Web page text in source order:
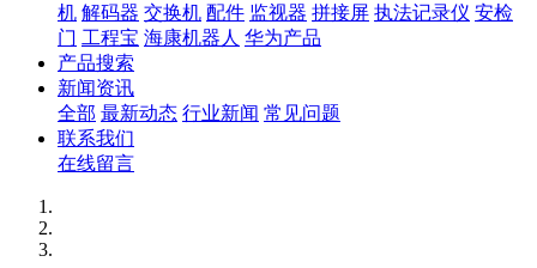
机 解码器 交换机 配件 监视器 拼接屏 执法记录仪 安检
门 工程宝 海康机器人 华为产品
产品搜索
新闻资讯
全部 最新动态 行业新闻 常见问题
联系我们
在线留言